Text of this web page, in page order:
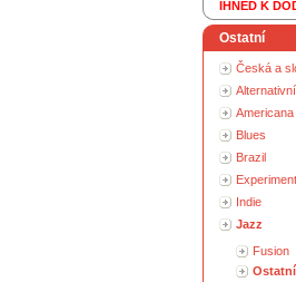
IHNED K
Ostatní
Česká a
Americana
Blues
Brazil
Indie
Jazz
Fusion
Ostatní